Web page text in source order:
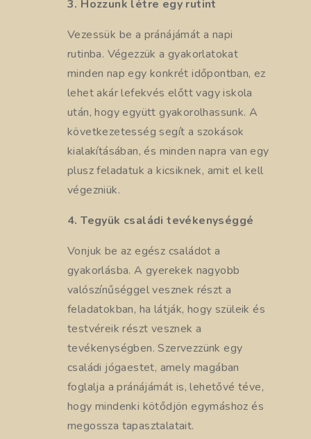
3. Hozzunk létre egy rutint
Vezessük be a pránájámát a napi
rutinba. Végezzük a gyakorlatokat
minden nap egy konkrét időpontban, ez
lehet akár lefekvés előtt vagy iskola
után, hogy együtt gyakorolhassunk. A
következetesség segít a szokások
kialakításában, és minden napra van egy
plusz feladatuk a kicsiknek, amit el kell
végezniük.
4. Tegyük családi tevékenységgé
Vonjuk be az egész családot a
gyakorlásba. A gyerekek nagyobb
valószínűséggel vesznek részt a
feladatokban, ha látják, hogy szüleik és
testvéreik részt vesznek a
tevékenységben. Szervezzünk egy
családi jógaestet, amely magában
foglalja a pránájámát is, lehetővé téve,
hogy mindenki kötődjön egymáshoz és
megossza tapasztalatait.